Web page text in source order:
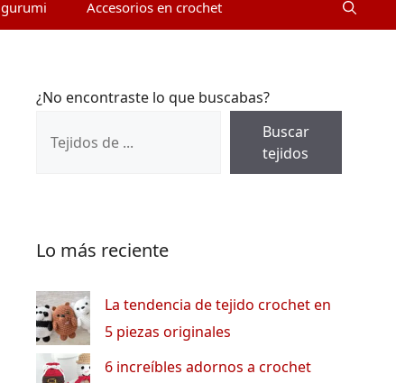
Accesorios en crochet
¿No encontraste lo que buscabas?
Buscar
tejidos
Lo más reciente
La tendencia de tejido crochet en
5 piezas originales
6 increíbles adornos a crochet